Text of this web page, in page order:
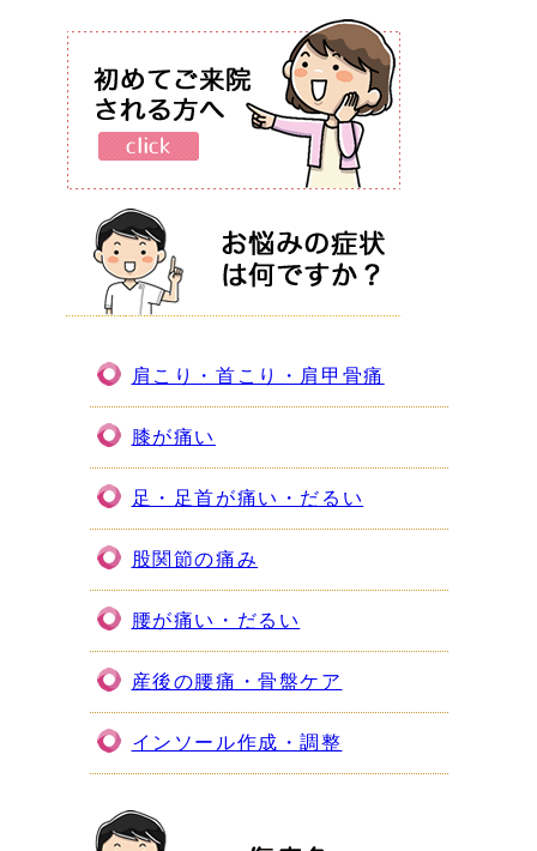
肩こり・首こり・肩甲骨痛
膝が痛い
足・足首が痛い・だるい
股関節の痛み
腰が痛い・だるい
産後の腰痛・骨盤ケア
インソール作成・調整